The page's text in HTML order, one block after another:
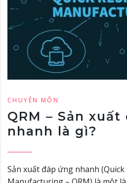
CHUYÊN MÔN
QRM – Sản
nhanh là gì?
Sản xuất đáp ứng nhanh (Quick